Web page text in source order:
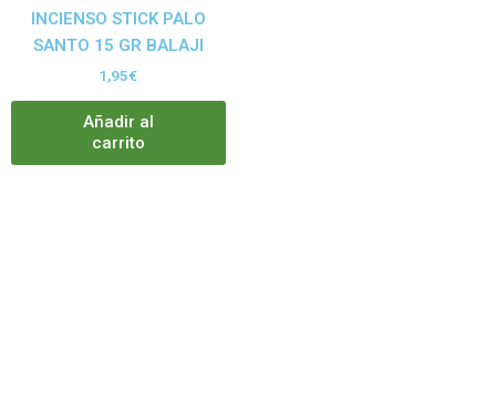
INCIENSO STICK PALO
SANTO 15 GR BALAJI
1,95€
Añadir al
carrito